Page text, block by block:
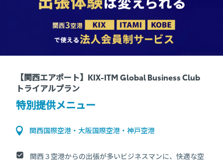
【関西エアポート】KIX-ITM Global Business Club
トライアルプラン
特別提供メニュー
関西国際空港・大阪国際空港・神戸空港
関西３空港からの出張が多いビジネスマンに、快適な空